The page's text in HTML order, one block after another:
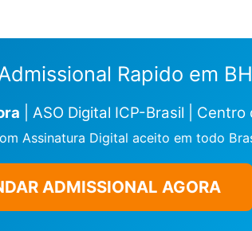
Rapido em BH
| ASO Digital ICP-Brasil | Centro
Assinatura Digital aceito em todo
ADMISSIONAL AGORA